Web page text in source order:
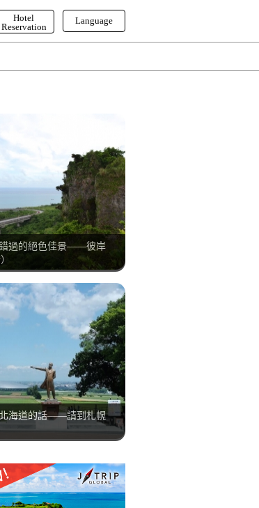
Language
English
Hotel
Reservation
過的絕色佳景——彼岸
海道的話——請到札幌